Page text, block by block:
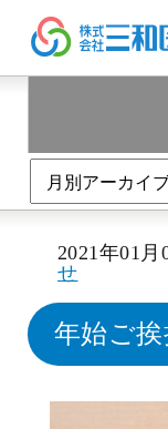
2021年01
せ
年始ご